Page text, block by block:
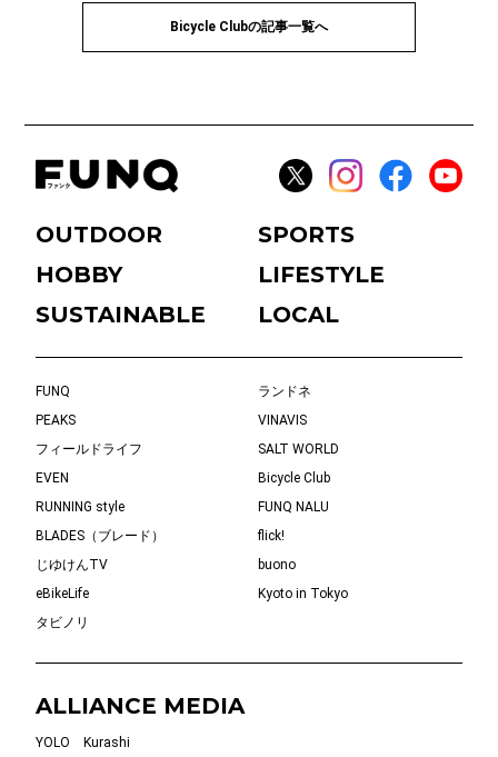
Bicycle Clubの記事一覧へ
OUTDOOR
SPORTS
HOBBY
LIFESTYLE
SUSTAINABLE
LOCAL
FUNQ
ランドネ
PEAKS
VINAVIS
フィールドライフ
SALT WORLD
EVEN
Bicycle Club
RUNNING style
FUNQ NALU
BLADES（ブレード）
flick!
じゆけんTV
buono
eBikeLife
Kyoto in Tokyo
タビノリ
ALLIANCE MEDIA
YOLO Kurashi